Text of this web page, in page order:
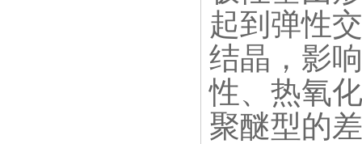
起到弹性
结晶，影
性、热氧
聚醚型的